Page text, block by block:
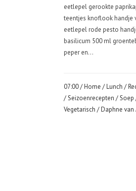
eetlepel gerookte
teentjes knoflook handje
eetlepel rode pesto
basilicum 500 ml
peper en...
07:00 /Home /Lunch /
/Seizoenrecepten /Soep
Vegetarisch / Daphne van